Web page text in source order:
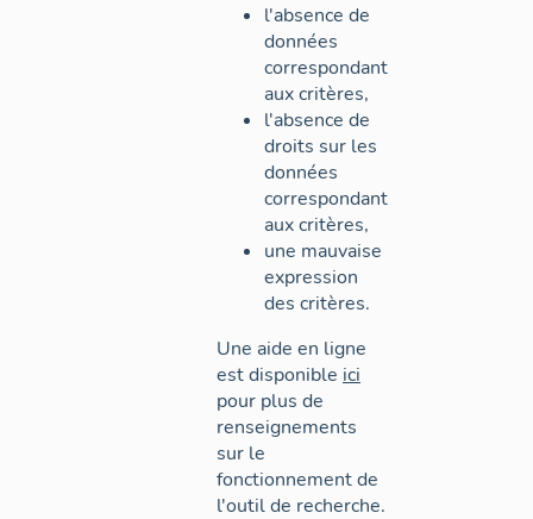
l'absence de
données
correspondant
aux critères,
l'absence de
droits sur les
données
correspondant
aux critères,
une mauvaise
expression
des critères.
Une aide en ligne
est disponible ici
pour plus de
renseignements
sur le
fonctionnement de
l'outil de recherche.